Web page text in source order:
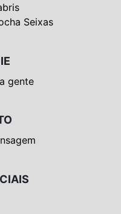
Seixas
gente